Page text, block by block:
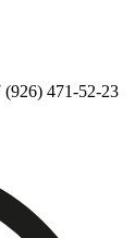
(926) 471-52-23